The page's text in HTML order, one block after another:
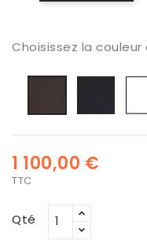
Choisissez la couleur
1 100,00 €
TTC
Qté